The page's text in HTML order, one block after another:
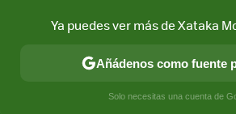
CONECTIVIDAD MÓVIL Y SOCIEDAD
Ya puedes ver más de Xataka
Añádenos como fuente
Solo necesitas una cuenta de